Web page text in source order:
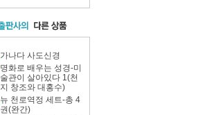
가나다 사도신경
명화로 배우는 성경-미
술관이 살아있다 1(천
지 창조와 대홍수)
뉴 천로역정 세트-총 4
권(완간)